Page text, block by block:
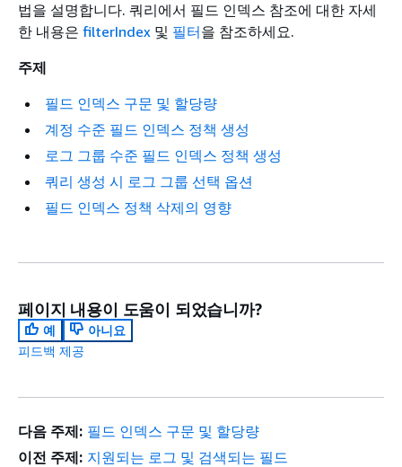
법을 설명합니다. 쿼리에서 필드 인덱스 참조에 대한 자세
한 내용은 filterIndex 및 필터을 참조하세요.
주제
필드 인덱스 구문 및 할당량
계정 수준 필드 인덱스 정책 생성
로그 그룹 수준 필드 인덱스 정책 생성
쿼리 생성 시 로그 그룹 선택 옵션
필드 인덱스 정책 삭제의 영향
페이지 내용이 도움이 되었습니까?
예
아니요
피드백 제공
다음 주제: 필드 인덱스 구문 및 할당량
이전 주제: 지원되는 로그 및 검색되는 필드